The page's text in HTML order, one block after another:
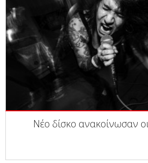
Νέο δίσκο ανακοίνωσαν